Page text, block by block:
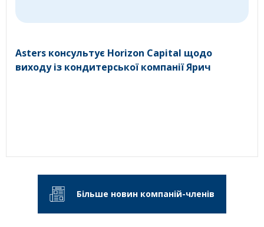
Asters консультує Horizon Capital щодо
виходу із кондитерської компанії Ярич
Більше новин компаній-членів